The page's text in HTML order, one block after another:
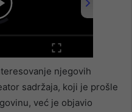
njegovih
sadržaja, koji je prošle
već je objavio